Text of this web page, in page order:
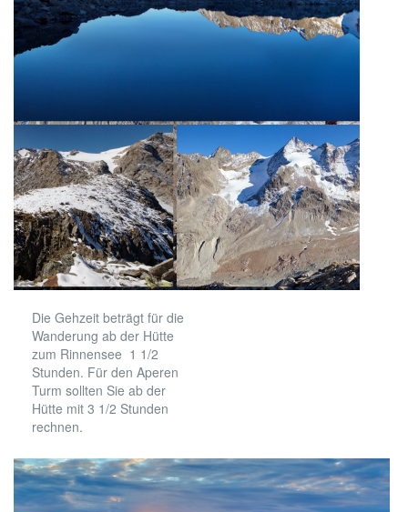
Die Gehzeit beträgt für die
Wanderung ab der Hütte
zum Rinnensee 1 1/2
Stunden. Für den Aperen
Turm sollten Sie ab der
Hütte mit 3 1/2 Stunden
rechnen.